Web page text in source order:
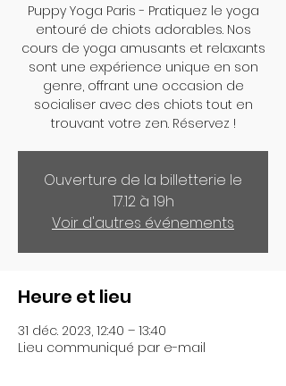
Puppy Yoga Paris - Pratiquez le yoga
entouré de chiots adorables. Nos
cours de yoga amusants et relaxants
sont une expérience unique en son
genre, offrant une occasion de
socialiser avec des chiots tout en
trouvant votre zen. Réservez !
Ouverture de la billetterie le
17.12 à 19h
Voir d'autres événements
Heure et lieu
31 déc. 2023, 12:40 – 13:40
Lieu communiqué par e-mail